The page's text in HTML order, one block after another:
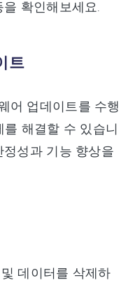
확인해보세요.
트
어 업데이트를 수행
해결할 수 있습니
성과 기능 향상을
데이터를 삭제하